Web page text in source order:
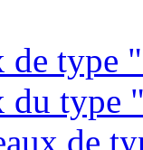
de type
du type
de